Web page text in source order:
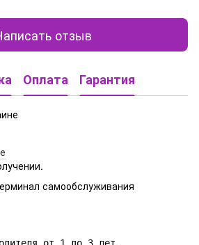
отзыв
Оплата Гарантия
самообслуживания